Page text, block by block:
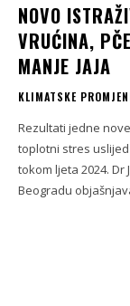
NOVO
VRUĆINA,
MANJE JAJA
KLIMATSKE
Rezultati jedne
toplotni stres
tokom ljeta 2024.
Beogradu